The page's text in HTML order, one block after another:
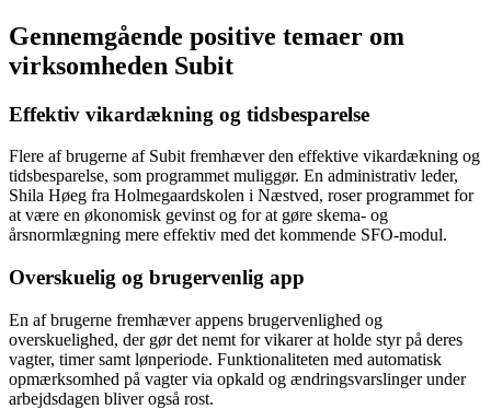
Gennemgående positive temaer om
virksomheden Subit
Effektiv vikardækning og tidsbesparelse
Flere af brugerne af Subit fremhæver den effektive vikardækning og
tidsbesparelse, som programmet muliggør. En administrativ leder,
Shila Høeg fra Holmegaardskolen i Næstved, roser programmet for
at være en økonomisk gevinst og for at gøre skema- og
årsnormlægning mere effektiv med det kommende SFO-modul.
Overskuelig og brugervenlig app
En af brugerne fremhæver appens brugervenlighed og
overskuelighed, der gør det nemt for vikarer at holde styr på deres
vagter, timer samt lønperiode. Funktionaliteten med automatisk
opmærksomhed på vagter via opkald og ændringsvarslinger under
arbejdsdagen bliver også rost.